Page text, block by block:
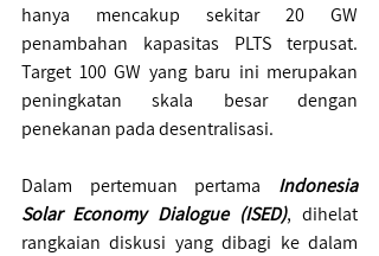
hanya mencakup sekitar 20 GW
penambahan kapasitas PLTS terpusat.
Target 100 GW yang baru ini merupakan
peningkatan skala besar dengan
penekanan pada desentralisasi.
Dalam pertemuan pertama Indonesia
Solar Economy Dialogue (ISED), dihelat
rangkaian diskusi yang dibagi ke dalam